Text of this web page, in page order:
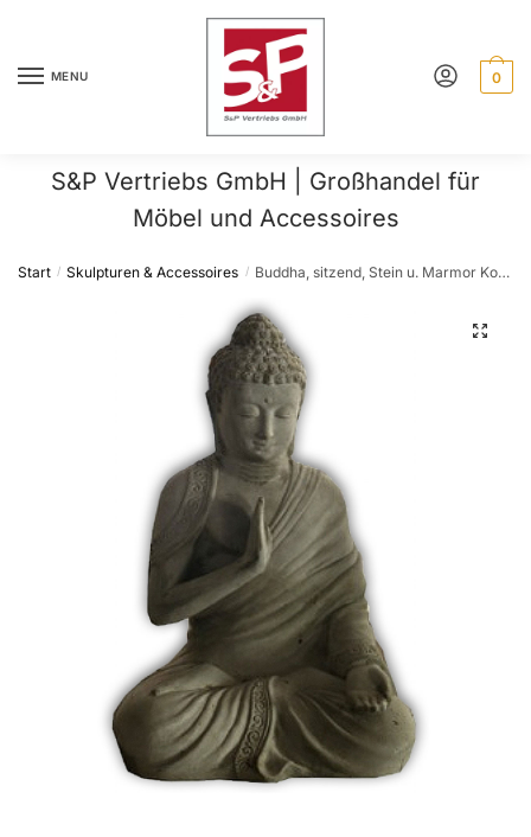
navigation
contentMENU 0
S&P Vertriebs GmbH | Großhandel für
Möbel und Accessoires
Start / Skulpturen & Accessoires / Buddha, sitzend, Stein u. Marmor Kombination, 60 cm Hoch
🔍